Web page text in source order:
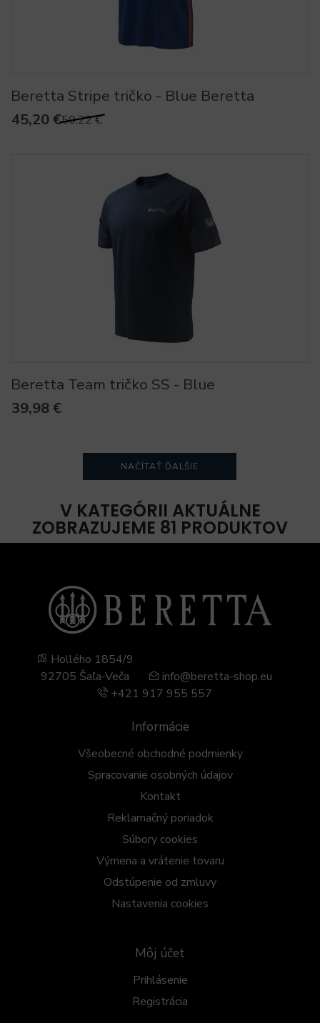
Beretta Stripe tričko - Blue Beretta
45,20 €50,22 €
Beretta Team tričko SS - Blue
39,98 €
NAČÍTAŤ ĎALŠIE
V KATEGÓRII AKTUÁLNE
ZOBRAZUJEME 81 PRODUKTOV
Informácie
Všeobecné obchodné podmienky
Spracovanie osobných údajov
Kontakt
Reklamačný poriadok
Súbory cookies
Výmena a vrátenie tovaru
Odstúpenie od zmluvy
Nastavenia cookies
Môj účet
Prihlásenie
Registrácia
Hollého 1854/9
92705 Šaľa-Veča
info@beretta-shop.eu
+421 917 955 557